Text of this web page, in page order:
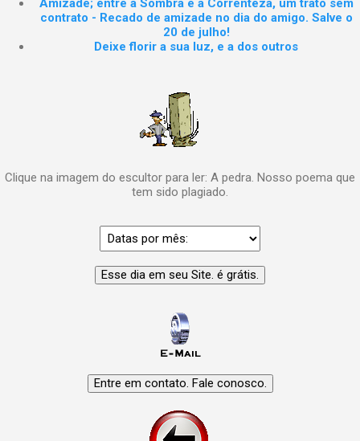
Amizade; entre a Sombra e a Correnteza, um trato sem
contrato - Recado de amizade no dia do amigo. Salve o
20 de julho!
Deixe florir a sua luz, e a dos outros
Clique na imagem do escultor para ler: A pedra. Nosso poema que
tem sido plagiado.